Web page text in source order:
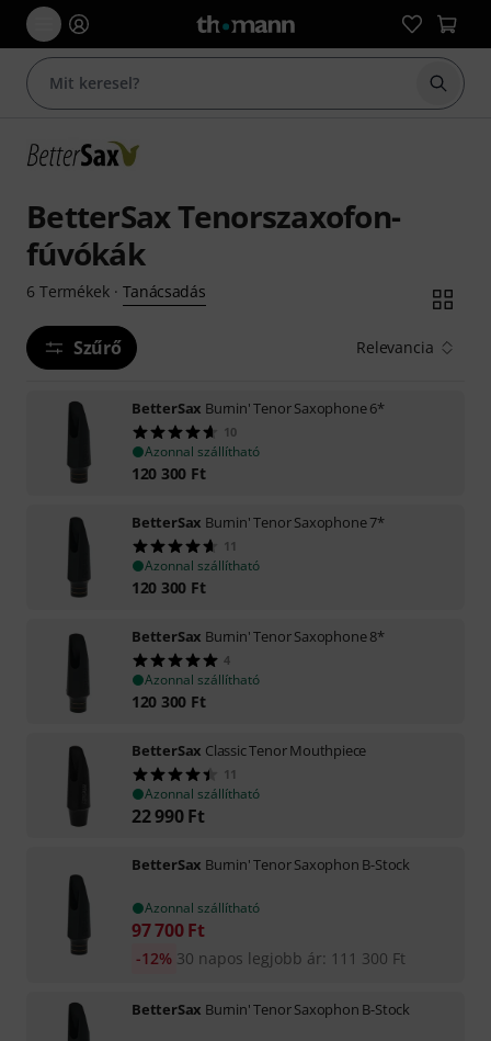
BetterSax Tenorszaxofon-
fúvókák
6 Termékek· Tanácsadás
Szűrő Relevancia
BetterSax Burnin' Tenor Saxophone 6*
10
Azonnal szállítható
120 300 Ft
BetterSax Burnin' Tenor Saxophone 7*
11
Azonnal szállítható
120 300 Ft
BetterSax Burnin' Tenor Saxophone 8*
4
Azonnal szállítható
120 300 Ft
BetterSax Classic Tenor Mouthpiece
11
Azonnal szállítható
22 990 Ft
BetterSax Burnin' Tenor Saxophon B-Stock
Azonnal szállítható
97 700 Ft
30 napos legjobb ár: 111 300 Ft
-12%
BetterSax Burnin' Tenor Saxophon B-Stock